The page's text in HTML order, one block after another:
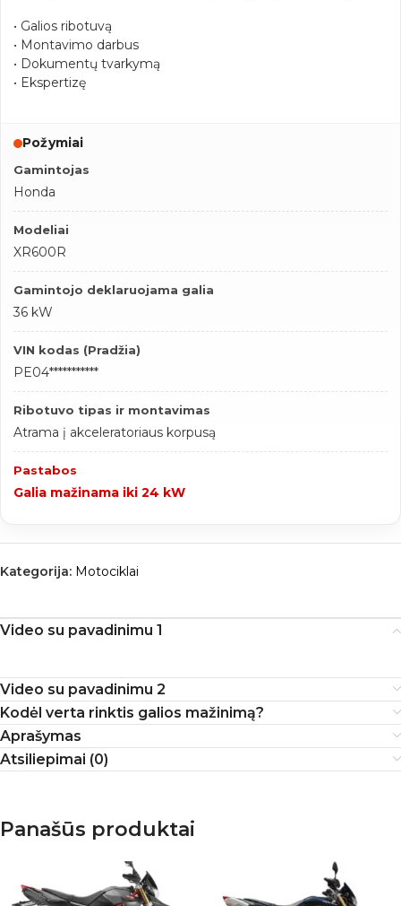
• Galios ribotuvą
• Montavimo darbus
• Dokumentų tvarkymą
• Ekspertizę
Požymiai
Gamintojas
Honda
Modeliai
XR600R
Gamintojo deklaruojama galia
36 kW
VIN kodas (Pradžia)
PE04***********
Ribotuvo tipas ir montavimas
Atrama į akceleratoriaus korpusą
Pastabos
Galia mažinama iki 24 kW
Kategorija: Motociklai
Video su pavadinimu 1
Video su pavadinimu 2
Kodėl verta rinktis galios mažinimą?
Aprašymas
Atsiliepimai (0)
Panašūs produktai